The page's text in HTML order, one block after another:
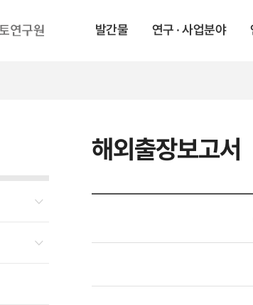
발간물 연구 · 사업분야
해외출장보고서